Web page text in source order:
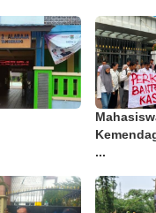
...